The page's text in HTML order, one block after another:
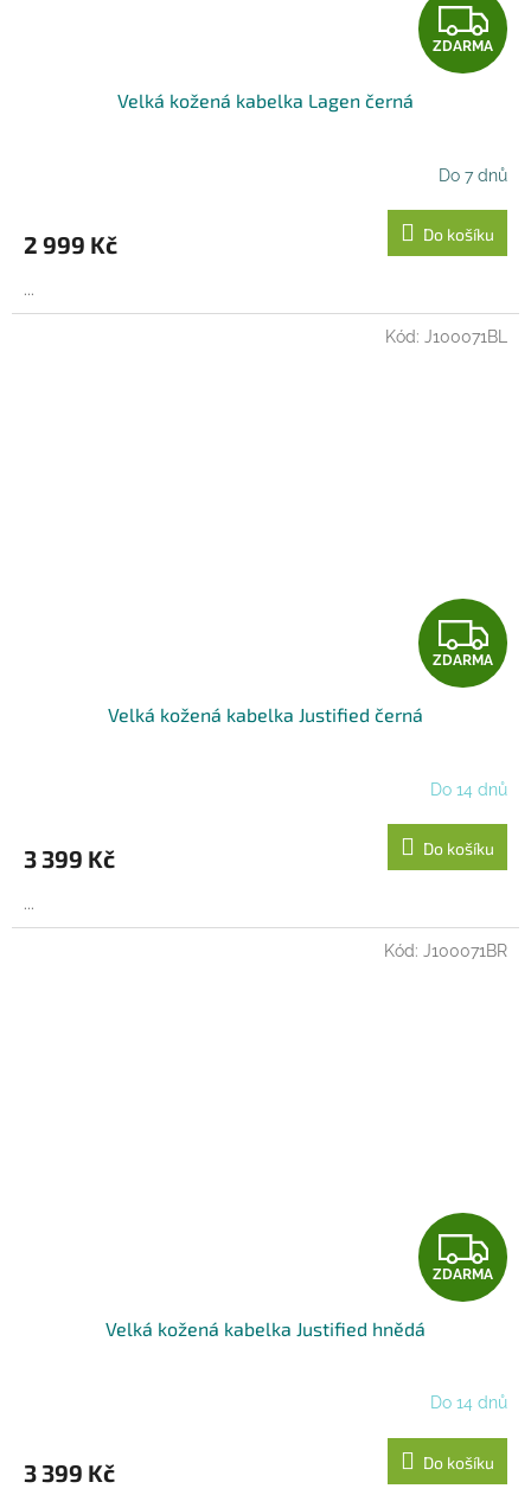
Z
D
R
M
A
ZDARMA
Velká kožená kabelka Lagen černá
Do 7 dnů
2 999 Kč Do košíku
...
Z
D
R
M
A
ZDARMA
Velká kožená kabelka Justified černá
Do 14 dnů
3 399 Kč Do košíku
...
Kód: J100071BL
Z
D
R
M
ZDARMA
Velká kožená kabelka Justified hnědá
Do 14 dnů
3 399 Kč Do košíku
Kód: J100071BR